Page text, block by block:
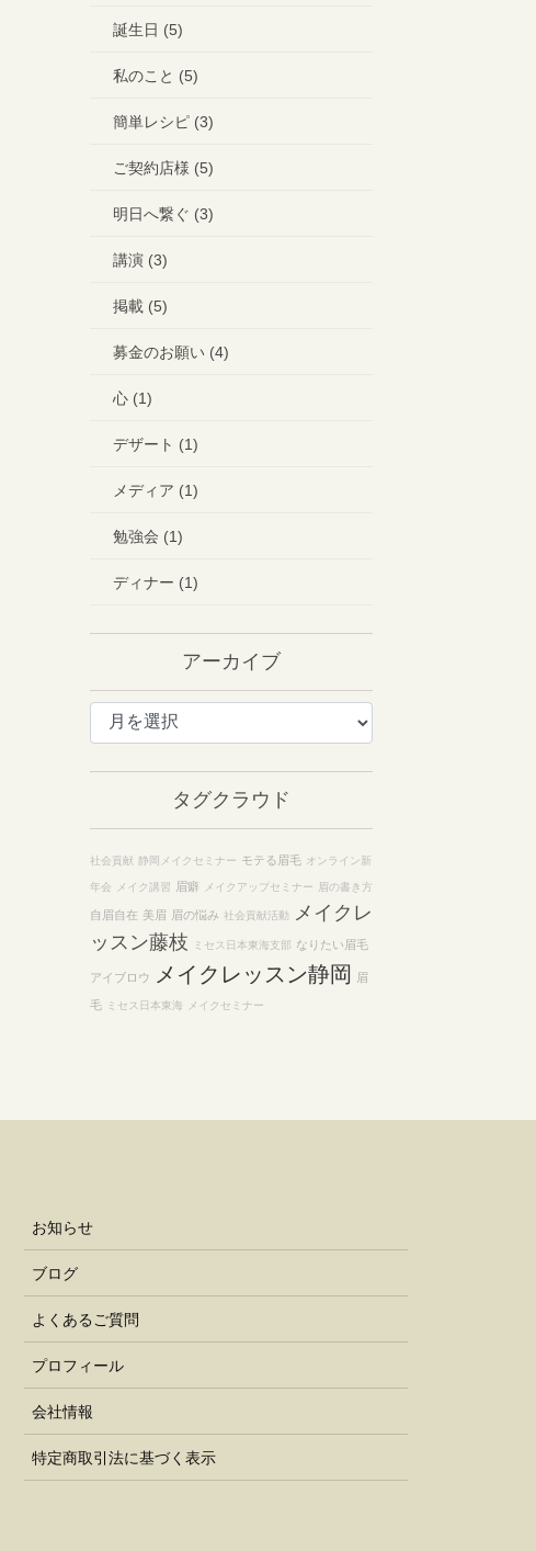
誕生日 (5)
私のこと (5)
簡単レシピ (3)
ご契約店様 (5)
明日へ繋ぐ (3)
講演 (3)
掲載 (5)
募金のお願い (4)
心 (1)
デザート (1)
メディア (1)
勉強会 (1)
ディナー (1)
アーカイブ
ア
タグクラウド
社会貢献 静岡メイクセミナー モテる眉毛 オンライン新
年会 メイク講習 眉癖 メイクアップセミナー 眉の書き方
自眉自在 美眉 眉の悩み 社会貢献活動
メイクレ
ッスン藤枝
ミセス日本東海支部 なりたい眉毛
アイブロウ メイクレッスン静岡 眉
毛 ミセス日本東海 メイクセミナー
お知らせ
ブログ
よくあるご質問
プロフィール
会社情報
特定商取引法に基づく表示